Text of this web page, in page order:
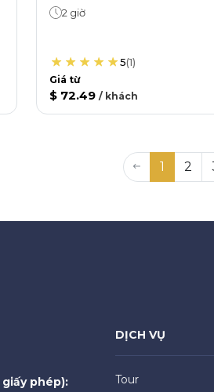
2 giờ
5(1)
Giá từ
$ 72.49 / khách
1 2
phép):
DỊCH VỤ
Tour